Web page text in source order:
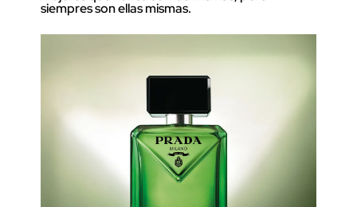
siempres son ellas mismas.